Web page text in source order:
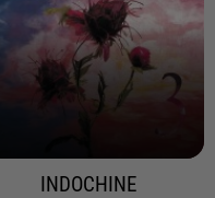
INDOCHINE